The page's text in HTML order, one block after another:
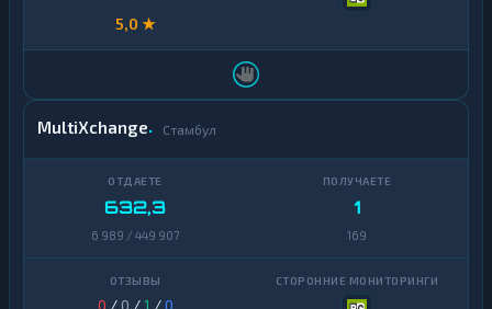
5,0 ★
MultiXchange Стамбул
632,3
6 989 / 449 907
1
169